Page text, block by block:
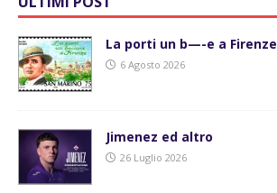
La porti un b—-e a Firenze
6 Agosto 2026
Jimenez ed altro
26 Luglio 2026